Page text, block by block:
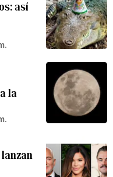
así
la
lanzan